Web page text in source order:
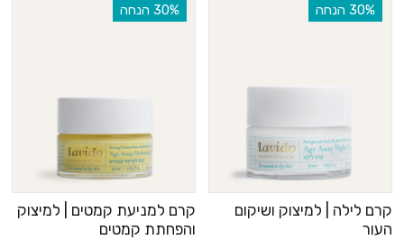
‫30% הנחה
קרם לילה | למיצוק ושיקום
העור
‫30% הנחה
קרם למניעת קמטים | למיצוק
והפחתת קמטים